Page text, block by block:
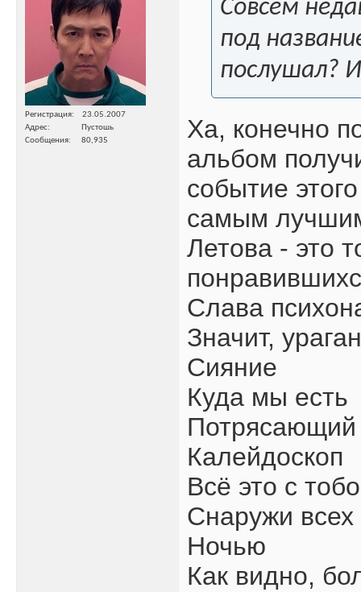
Регистрация
23.05.2007
Адрес
Пустошь
Сообщения
80,935
Совсем
под
послушал?
Ха, конечно
альбом
событие
самым
Летова - это
Слава
Значит, ураган
Сияние
Куда мы есть
Потрясающий
Калейдоскоп
Всё это с
Снаружи
Ночью
Как видно,